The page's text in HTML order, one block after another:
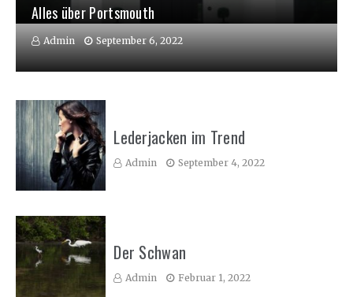
Alles über Portsmouth
Admin September 6, 2022
Lederjacken im Trend
Admin September 4, 2022
Der Schwan
Admin Februar 1, 2022